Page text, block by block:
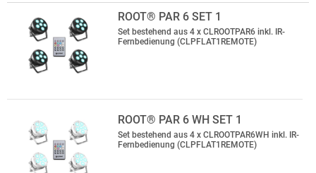
ROOT® PAR 6 SET 1
Set bestehend aus 4 x CLROOTPAR6 inkl. IR-
Fernbedienung (CLPFLAT1REMOTE)
ROOT® PAR 6 WH SET 1
Set bestehend aus 4 x CLROOTPAR6WH inkl. IR-
Fernbedienung (CLPFLAT1REMOTE)